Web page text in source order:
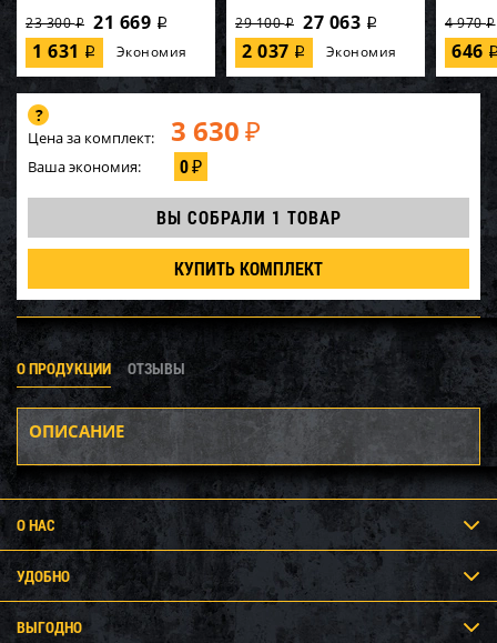
23 300i 21 669 i
1 631 i Экономия
29 100i 27 063 i
2 037 i Экономия
4 970i
646
Цена за комплект: 3 630 ₽
Ваша экономия: 0₽
ВЫ СОБРАЛИ 1 ТОВАР
КУПИТЬ КОМПЛЕКТ
О ПРОДУКЦИИ ОТЗЫВЫ
ОПИСАНИЕ
О НАС
УДОБНО
ВЫГОДНО